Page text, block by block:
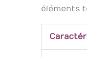
éléments